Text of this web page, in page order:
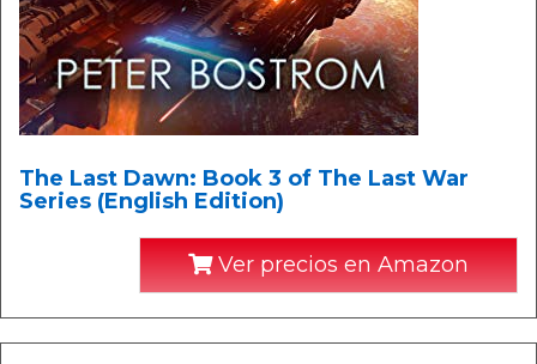
The Last Dawn: Book 3 of The Last War
Series (English Edition)
Ver precios en Amazon